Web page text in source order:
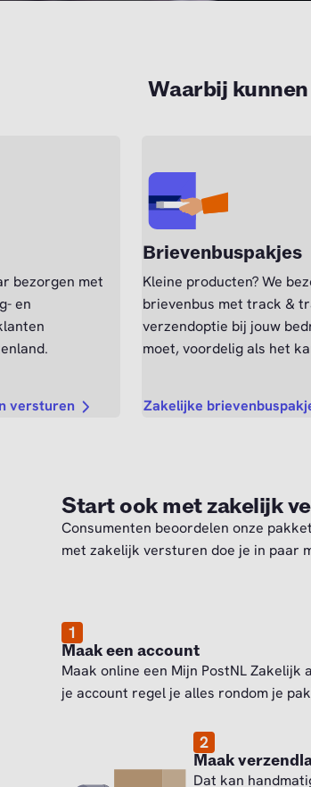
Waarbij
bezorgen met
en
versturen
Brievenbuspakjes
Kleine producten? We
brievenbus met track &
verzendoptie bij jouw
moet, voordelig als het
Zakelijke
Start ook met zakelijk
Consumenten beoordelen onze
met zakelijk versturen doe je in paar
1
Maak een account
Maak online een Mijn PostNL Zakelijk
je account regel je alles rondom je
2
Maak
Dat kan